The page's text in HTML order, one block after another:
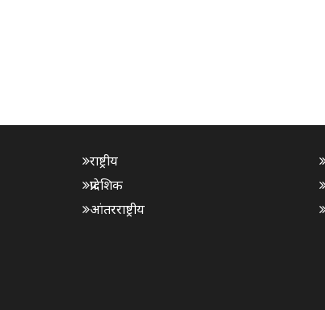
राष्ट्रीय
प्रादेशिक
आंतरराष्ट्रीय